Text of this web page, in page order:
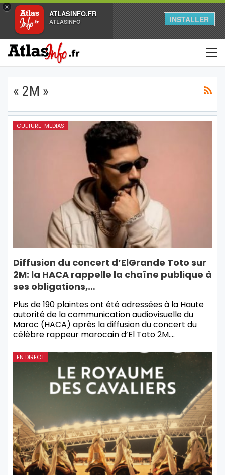
×
ATLASINFO.FR
ATLASINFO INSTALLER
« 2M »
CULTURE-MEDIAS
Diffusion du concert d’ElGrande Toto sur
2M: la HACA rappelle la chaîne publique à
ses obligations,…
Plus de 190 plaintes ont été adressées à la Haute
autorité de la communication audiovisuelle du
Maroc (HACA) après la diffusion du concert du
célèbre rappeur marocain d’El Toto 2M.…
EN DIRECT